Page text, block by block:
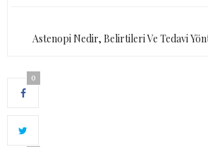
Astenopi Nedir, Belirtileri Ve Tedavi
0